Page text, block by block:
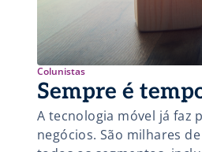
Colunistas
Sempre é
A tecnologia móvel já faz
negócios. São milhares